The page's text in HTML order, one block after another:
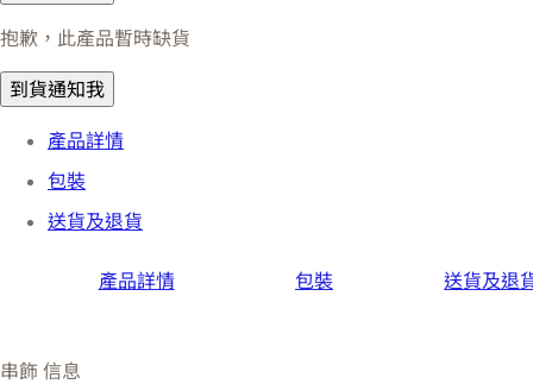
抱歉，此產品暫時缺貨
到貨通知我
產品詳情
包裝
送貨及退貨
產品詳情 包裝 送貨及退
串飾 信息